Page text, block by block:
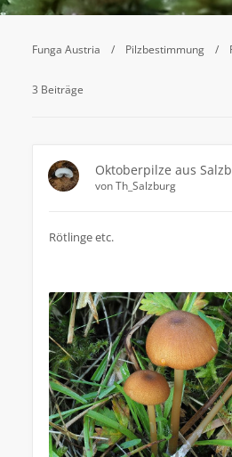
Funga Austria Pilzbestimmung
3 Beiträge
Oktoberpilze aus
vonTh_Salzburg
Rötlinge etc.